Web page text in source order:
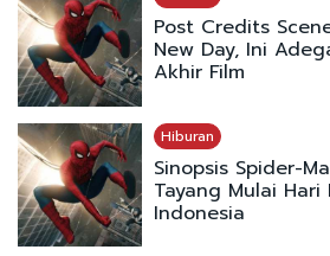
Post Credits
New Day, Ini
Akhir Film
Hiburan
Sinopsis Spider-
Tayang Mulai
Indonesia